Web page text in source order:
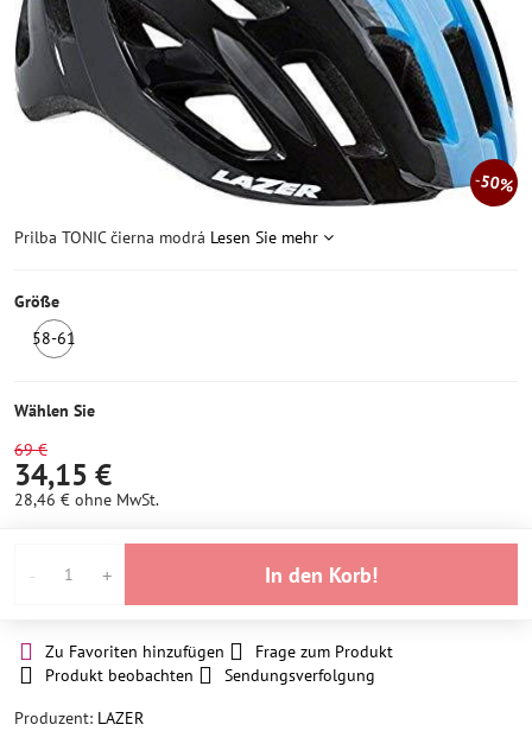
50%
Prilba TONIC čierna modrá Lesen Sie mehr
Größe
58-61
auf
Wählen Sie
69 €
34,15 €
28,46 € ohne MwSt.
In den Korb!
Zu Favoriten hinzufügen
Frage zum Produkt
Produkt beobachten
Sendungsverfolgung
Produzent: LAZER